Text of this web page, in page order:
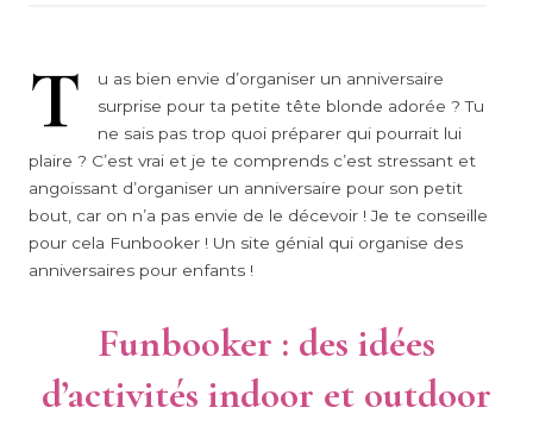
T
u as bien envie d’organiser un anniversaire
surprise pour ta petite tête blonde adorée ? Tu
ne sais pas trop quoi préparer qui pourrait lui
plaire ? C’est vrai et je te comprends c’est stressant et
angoissant d’organiser un anniversaire pour son petit
bout, car on n’a pas envie de le décevoir ! Je te conseille
pour cela Funbooker ! Un site génial qui organise des
anniversaires pour enfants !
Funbooker : des idées
d’activités indoor et outdoor